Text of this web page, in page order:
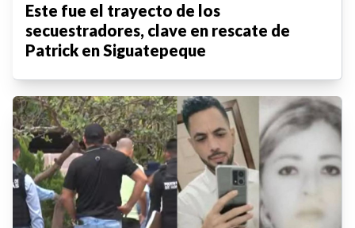
Este fue el trayecto de los
secuestradores, clave en rescate de
Patrick en Siguatepeque